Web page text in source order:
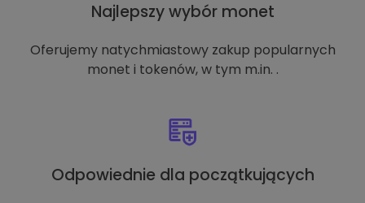
Najlepszy wybór monet
Oferujemy natychmiastowy zakup popularnych
monet i tokenów, w tym m.in. .
Odpowiednie dla początkujących